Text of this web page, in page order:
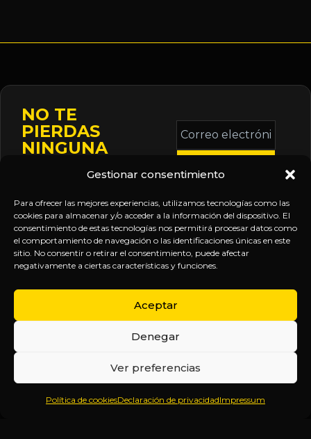
Gestionar consentimiento
Para ofrecer las mejores experiencias, utilizamos tecnologías como las
cookies para almacenar y/o acceder a la información del dispositivo. El
consentimiento de estas tecnologías nos permitirá procesar datos como
el comportamiento de navegación o las identificaciones únicas en este
sitio. No consentir o retirar el consentimiento, puede afectar
negativamente a ciertas características y funciones.
Aceptar
Denegar
Ver preferencias
Política de cookiesDeclaración de privacidadImpressum
NO TE
PIERDAS
NINGUNA
Mantente informado
sobre la agenda de
eventos, nuevas
publicaciones y
actualizaciones de tu
suscripción.
Correo
electrónico
*
Inicio
Sobre
Política
de
SÍGUENOS